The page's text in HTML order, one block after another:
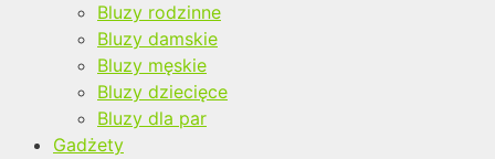
Bluzy rodzinne
Bluzy damskie
Bluzy męskie
Bluzy dziecięce
Bluzy dla par
Gadżety